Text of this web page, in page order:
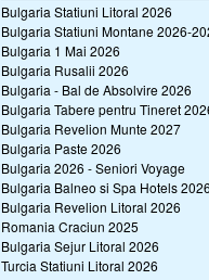
Bulgaria Statiuni Litoral 2026
Bulgaria Statiuni Montane 2026-
Bulgaria 1 Mai 2026
Bulgaria Rusalii 2026
Bulgaria - Bal de Absolvire 2026
Bulgaria Tabere pentru Tineret
Bulgaria Revelion Munte 2027
Bulgaria Paste 2026
Bulgaria 2026 - Seniori Voyage
Bulgaria Balneo si Spa Hotels
Bulgaria Revelion Litoral 2026
Romania Craciun 2025
Bulgaria Sejur Litoral 2026
Turcia Statiuni Litoral 2026